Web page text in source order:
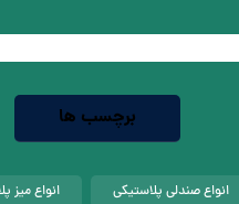
برچسب ها
انواع صندلی پلاستیکی انواع میز